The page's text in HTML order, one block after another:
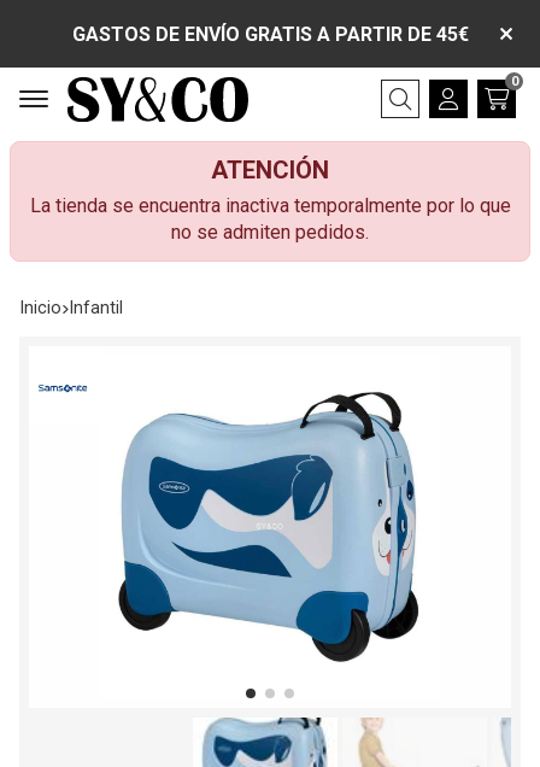
GASTOS DE ENVÍO GRATIS A PARTIR DE 45€
Buscar
0
ATENCIÓN
La tienda se encuentra inactiva temporalmente por lo que
no se admiten pedidos.
Inicio infantil